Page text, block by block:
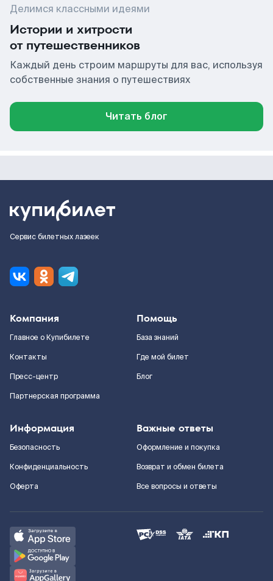
Делимся классными идеями
Истории и хитрости
от путешественников
Каждый день строим маршруты для вас, используя
собственные знания о путешествиях
Читать блог
Сервис билетных лазеек
Компания
Главное о Купибилете
Контакты
Пресс-центр
Партнерская программа
Помощь
База знаний
Где мой билет
Блог
Информация
Безопасность
Конфиденциальность
Оферта
Важные ответы
Оформление и покупка
Возврат и обмен билета
Все вопросы и ответы